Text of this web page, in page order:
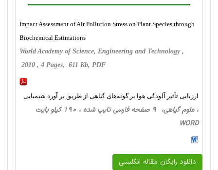
Impact Assessment of Air Pollution Stress on Plant Species through
Biochemical Estimations
World Academy of Science, Engineering and Technology ,
2010 , 4 Pages, 611 Kb, PDF
ارزیابی تأثیر آلودگی هوا بر گونه‌های گیاهی از طریق بر آورد شیمیایی
، علوم گیاهی، 9 صفحه فارسی تایپ شده ، 190 کیلو بایت
WORD
دانلود رایگان مقاله انگلیسی